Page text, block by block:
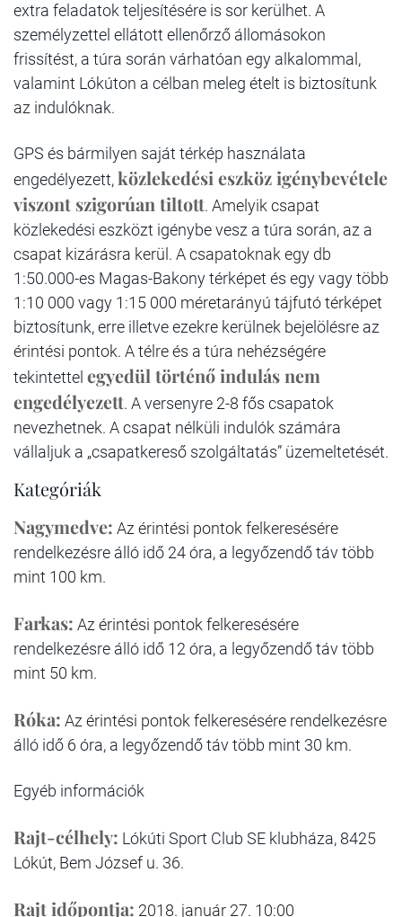
extra feladatok teljesítésére is sor kerülhet. A
személyzettel ellátott ellenőrző állomásokon
frissítést, a túra során várhatóan egy alkalommal,
valamint Lókúton a célban meleg ételt is biztosítunk
az indulóknak.
GPS és bármilyen saját térkép használata
engedélyezett,közlekedési eszköz igénybevétele
viszont szigorúan tiltott. Amelyik csapat
közlekedési eszközt igénybe vesz a túra során, az a
csapat kizárásra kerül. A csapatoknak egy db
1:50.000-es Magas-Bakony térképet és egy vagy több
1:10 000 vagy 1:15 000 méretarányú tájfutó térképet
biztosítunk, erre illetve ezekre kerülnek bejelölésre az
érintési pontok. A télre és a túra nehézségére
tekintettel egyedül történő indulás nem
engedélyezett. A versenyre 2-8 fős csapatok
nevezhetnek. A csapat nélküli indulók számára
vállaljuk a „csapatkereső szolgáltatás” üzemeltetését.
Kategóriák
Nagymedve: Az érintési pontok felkeresésére
rendelkezésre álló idő 24 óra, a legyőzendő táv több
mint 100 km.
Farkas: Az érintési pontok felkeresésére
rendelkezésre álló idő 12 óra, a legyőzendő táv több
mint 50 km.
Róka: Az érintési pontok felkeresésére rendelkezésre
álló idő 6 óra, a legyőzendő táv több mint 30 km.
Egyéb információk
Rajt-célhely: Lókúti Sport Club SE klubháza, 8425
Lókút, Bem József u. 36.
Rajt időpontja: 2018. január 27. 10:00